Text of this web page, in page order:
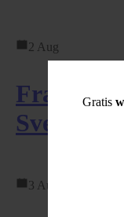
2 Aug
Svensk
3 Aug
Gratis